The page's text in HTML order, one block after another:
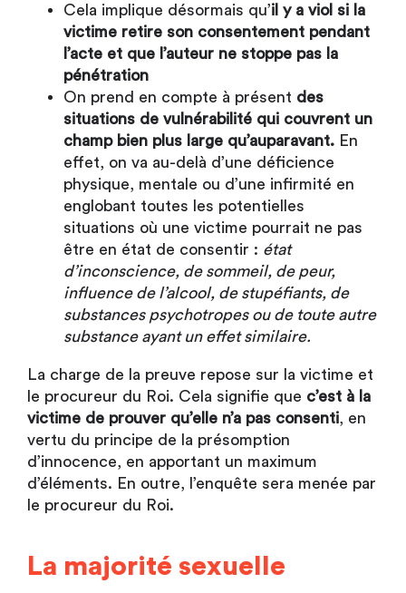
Cela implique désormais qu’il y a viol si la
victime retire son consentement pendant
l’acte et que l’auteur ne stoppe pas la
pénétration
On prend en compte à présent des
situations de vulnérabilité qui couvrent un
champ bien plus large qu’auparavant. En
effet, on va au-delà d’une déficience
physique, mentale ou d’une infirmité en
englobant toutes les potentielles
situations où une victime pourrait ne pas
être en état de consentir : état
d’inconscience, de sommeil, de peur,
influence de l’alcool, de stupéfiants, de
substances psychotropes ou de toute autre
substance ayant un effet similaire.
La charge de la preuve repose sur la victime et
le procureur du Roi. Cela signifie que c’est à la
victime de prouver qu’elle n’a pas consenti, en
vertu du principe de la présomption
d’innocence, en apportant un maximum
d’éléments. En outre, l’enquête sera menée par
le procureur du Roi.
La majorité sexuelle